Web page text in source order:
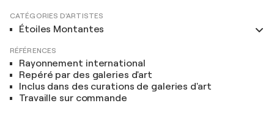
CATÉGORIES D'ARTISTES
Étoiles Montantes
RÉFÉRENCES
Rayonnement international
Repéré par des galeries d'art
Inclus dans des curations de galeries d'art
Travaille sur commande